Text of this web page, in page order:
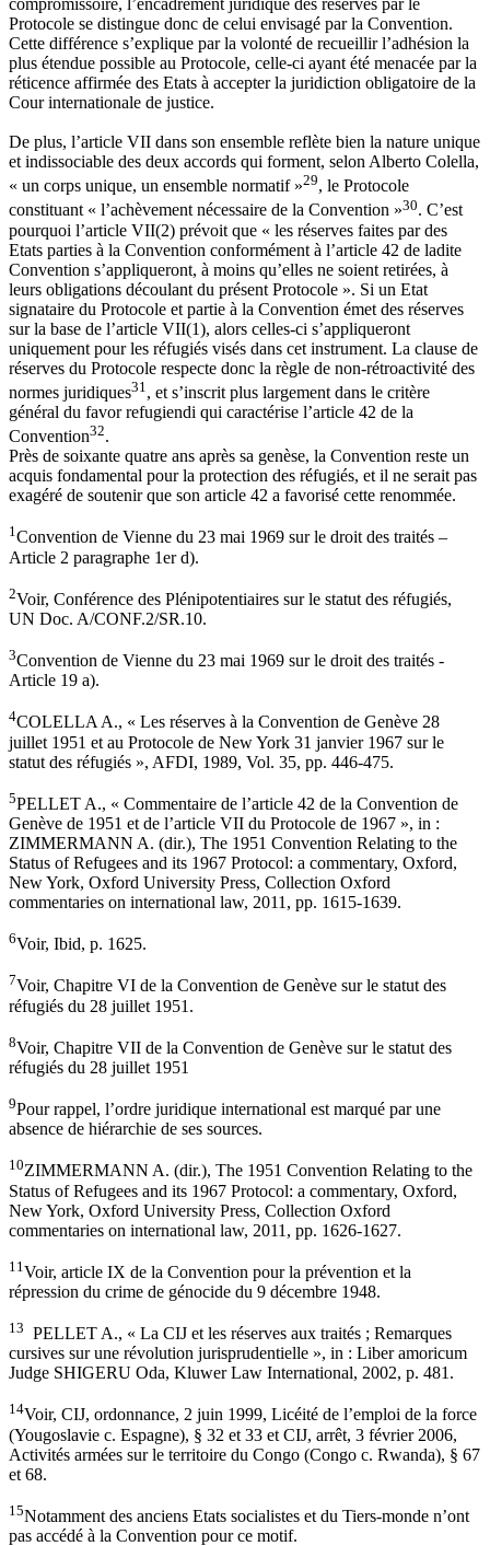
compromissoire, l’encadrement juridique des réserves par le
Protocole se distingue donc de celui envisagé par la Convention.
Cette différence s’explique par la volonté de recueillir l’adhésion la
plus étendue possible au Protocole, celle-ci ayant été menacée par la
réticence affirmée des Etats à accepter la juridiction obligatoire de la
Cour internationale de justice.
De plus, l’article VII dans son ensemble reflète bien la nature unique
et indissociable des deux accords qui forment, selon Alberto Colella,
« un corps unique, un ensemble normatif »29, le Protocole
constituant « l’achèvement nécessaire de la Convention »30. C’est
pourquoi l’article VII(2) prévoit que « les réserves faites par des
Etats parties à la Convention conformément à l’article 42 de ladite
Convention s’appliqueront, à moins qu’elles ne soient retirées, à
leurs obligations découlant du présent Protocole ». Si un Etat
signataire du Protocole et partie à la Convention émet des réserves
sur la base de l’article VII(1), alors celles-ci s’appliqueront
uniquement pour les réfugiés visés dans cet instrument. La clause de
réserves du Protocole respecte donc la règle de non-rétroactivité des
normes juridiques31 , et s’inscrit plus largement dans le critère
général du favor refugiendi qui caractérise l’article 42 de la
Convention32.
Près de soixante quatre ans après sa genèse, la Convention reste un
acquis fondamental pour la protection des réfugiés, et il ne serait pas
exagéré de soutenir que son article 42 a favorisé cette renommée.
1Convention de Vienne du 23 mai 1969 sur le droit des traités –
Article 2 paragraphe 1er d).
2Voir, Conférence des Plénipotentiaires sur le statut des réfugiés,
UN Doc. A/CONF.2/SR.10.
3Convention de Vienne du 23 mai 1969 sur le droit des traités -
Article 19 a).
4COLELLA A., « Les réserves à la Convention de Genève 28
juillet 1951 et au Protocole de New York 31 janvier 1967 sur le
statut des réfugiés », AFDI, 1989, Vol. 35, pp. 446-475.
5PELLET A., « Commentaire de l’article 42 de la Convention de
Genève de 1951 et de l’article VII du Protocole de 1967 », in :
ZIMMERMANN A. (dir.), The 1951 Convention Relating to the
Status of Refugees and its 1967 Protocol: a commentary, Oxford,
New York, Oxford University Press, Collection Oxford
commentaries on international law, 2011, pp. 1615-1639.
6Voir, Ibid, p. 1625.
7Voir, Chapitre VI de la Convention de Genève sur le statut des
réfugiés du 28 juillet 1951.
8Voir, Chapitre VII de la Convention de Genève sur le statut des
réfugiés du 28 juillet 1951
9Pour rappel, l’ordre juridique international est marqué par une
absence de hiérarchie de ses sources.
10ZIMMERMANN A. (dir.), The 1951 Convention Relating to the
Status of Refugees and its 1967 Protocol: a commentary, Oxford,
New York, Oxford University Press, Collection Oxford
commentaries on international law, 2011, pp. 1626-1627.
11 Voir, article IX de la Convention pour la prévention et la
répression du crime de génocide du 9 décembre 1948.
13 PELLET A., « La CIJ et les réserves aux traités ; Remarques
cursives sur une révolution jurisprudentielle », in : Liber amoricum
Judge SHIGERU Oda, Kluwer Law International, 2002, p. 481.
14Voir, CIJ, ordonnance, 2 juin 1999, Licéité de l’emploi de la force
(Yougoslavie c. Espagne), § 32 et 33 et CIJ, arrêt, 3 février 2006,
Activités armées sur le territoire du Congo (Congo c. Rwanda), § 67
et 68.
15Notamment des anciens Etats socialistes et du Tiers-monde n’ont
pas accédé à la Convention pour ce motif.